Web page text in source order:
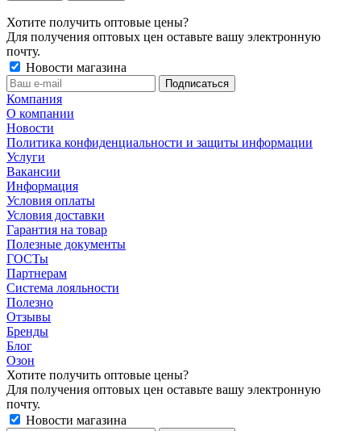
Хотите получить оптовые цены?
Для получения оптовых цен оставьте вашу электронную
почту.
Новости магазина
Компания
О компании
Новости
Политика конфиденциальности и защиты информации
Услуги
Вакансии
Информация
Условия оплаты
Условия доставки
Гарантия на товар
Полезные документы
ГОСТы
Партнерам
Система лояльности
Полезно
Отзывы
Бренды
Блог
Озон
Хотите получить оптовые цены?
Для получения оптовых цен оставьте вашу электронную
почту.
Новости магазина